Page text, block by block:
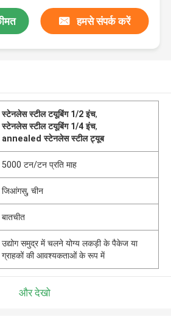
हमसे संपर्क करें
स्टेनलेस स्टील टयूबिंग 1/2 इंच,
स्टेनलेस स्टील टयूबिंग 1/4 इंच,
annealed स्टेनलेस स्टील ट्यूब
5000 टन/टन प्रति माह
जिआंगसु, चीन
बातचीत
उद्योग समुद्र में चलने योग्य लकड़ी के पैकेज या
ग्राहकों की आवश्यकताओं के रूप में
और देखो